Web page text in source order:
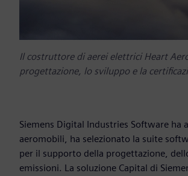
Il costruttore di aerei elettrici Heart
progettazione, lo sviluppo e la
Siemens Digital Industries Software ha
aeromobili, ha selezionato la suite
per il supporto della progettazione,
emissioni. La soluzione Capital di